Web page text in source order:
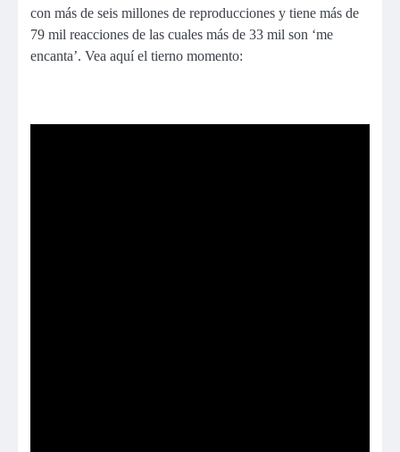
con más de seis millones de reproducciones y tiene más de
79 mil reacciones de las cuales más de 33 mil son ‘me
encanta’. Vea aquí el tierno momento: